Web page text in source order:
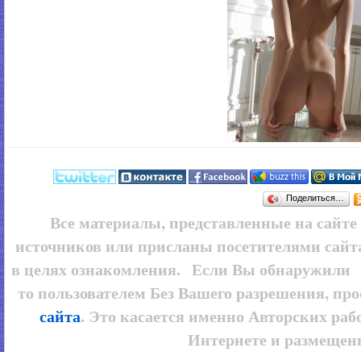
Поделиться…
Все материалы, представленные на сайте
источников или присланы посетителями
в целях ознакомления. Если Вы
то пользователем Без Вашего разрешения,
сайта. Это касается именно Авторских
Интернете и